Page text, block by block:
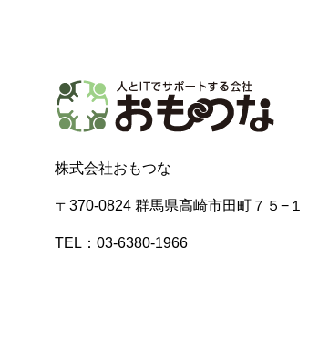
株式会社おもつな
〒370-0824 群馬県高崎市田町７５−１
TEL：03-6380-1966